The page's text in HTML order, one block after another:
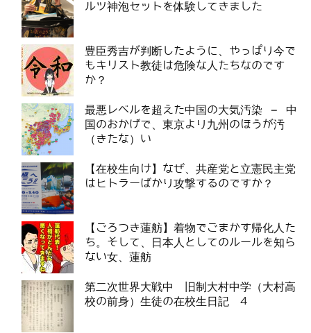
ルツ神泡セットを体験してきました
豊臣秀吉が判断したように、やっぱり今で
もキリスト教徒は危険な人たちなのです
か？
最悪レベルを超えた中国の大気汚染 – 中
国のおかげで、東京より九州のほうが汚
（きたな）い
【在校生向け】なぜ、共産党と立憲民主党
はヒトラーばかり攻撃するのですか？
【ごろつき蓮舫】着物でごまかす帰化人た
ち。そして、日本人としてのルールを知ら
ない女、蓮舫
第二次世界大戦中 旧制大村中学（大村高
校の前身）生徒の在校生日記 4